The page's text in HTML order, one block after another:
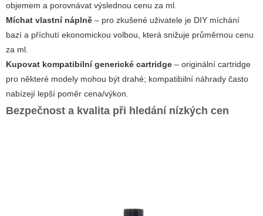
objemem a porovnávat výslednou cenu za ml.
Míchat vlastní náplně – pro zkušené uživatele je DIY míchání
bazí a příchutí ekonomickou volbou, která snižuje průměrnou cenu
za ml.
Kupovat kompatibilní generické cartridge – originální cartridge
pro některé modely mohou být drahé; kompatibilní náhrady často
nabízejí lepší poměr cena/výkon.
Bezpečnost a kvalita při hledání nízkých cen